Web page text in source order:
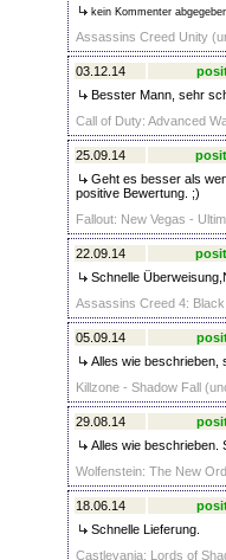
kein Kommenter
Assassins Creed Unity
03.12.14
Besster Mann, sehr
Call of Duty: Advanced
25.09.14
Geht es besser als
positive Bewertung. ;)
Fallout: New Vegas -
22.09.14
Schnelle
Assassins Creed 4:
05.09.14
Alles wie beschrieben,
Killzone - Shadow Fall
29.08.14
Alles wie beschrieben.
Wolfenstein: The New
18.06.14
Schnelle Lieferung.
Castlevania: Lords of